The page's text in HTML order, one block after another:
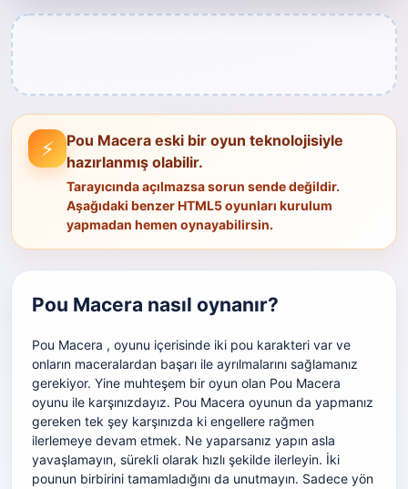
⚡
Pou Macera eski bir oyun teknolojisiyle
hazırlanmış olabilir.
Tarayıcında açılmazsa sorun sende değildir.
Aşağıdaki benzer HTML5 oyunları kurulum
yapmadan hemen oynayabilirsin.
Pou Macera nasıl oynanır?
Pou Macera , oyunu içerisinde iki pou karakteri var ve
onların maceralardan başarı ile ayrılmalarını sağlamanız
gerekiyor. Yine muhteşem bir oyun olan Pou Macera
oyunu ile karşınızdayız. Pou Macera oyunun da yapmanız
gereken tek şey karşınızda ki engellere rağmen
ilerlemeye devam etmek. Ne yaparsanız yapın asla
yavaşlamayın, sürekli olarak hızlı şekilde ilerleyin. İki
pounun birbirini tamamladığını da unutmayın. Sadece yön